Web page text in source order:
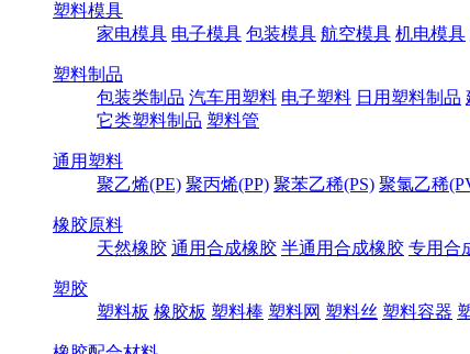
塑料模具
家电模具 电子模具 包装模具 航空模具 机电模具
塑料制品
包装类制品 汽车用塑料 电子塑料 日用塑料制品
它类塑料制品 塑料管
通用塑料
聚乙烯(PE) 聚丙烯(PP) 聚苯乙稀(PS) 聚氯乙稀
橡胶原料
天然橡胶 通用合成橡胶 半通用合成橡胶 专用合
塑胶
塑料板 橡胶板 塑料棒 塑料网 塑料丝 塑料容器